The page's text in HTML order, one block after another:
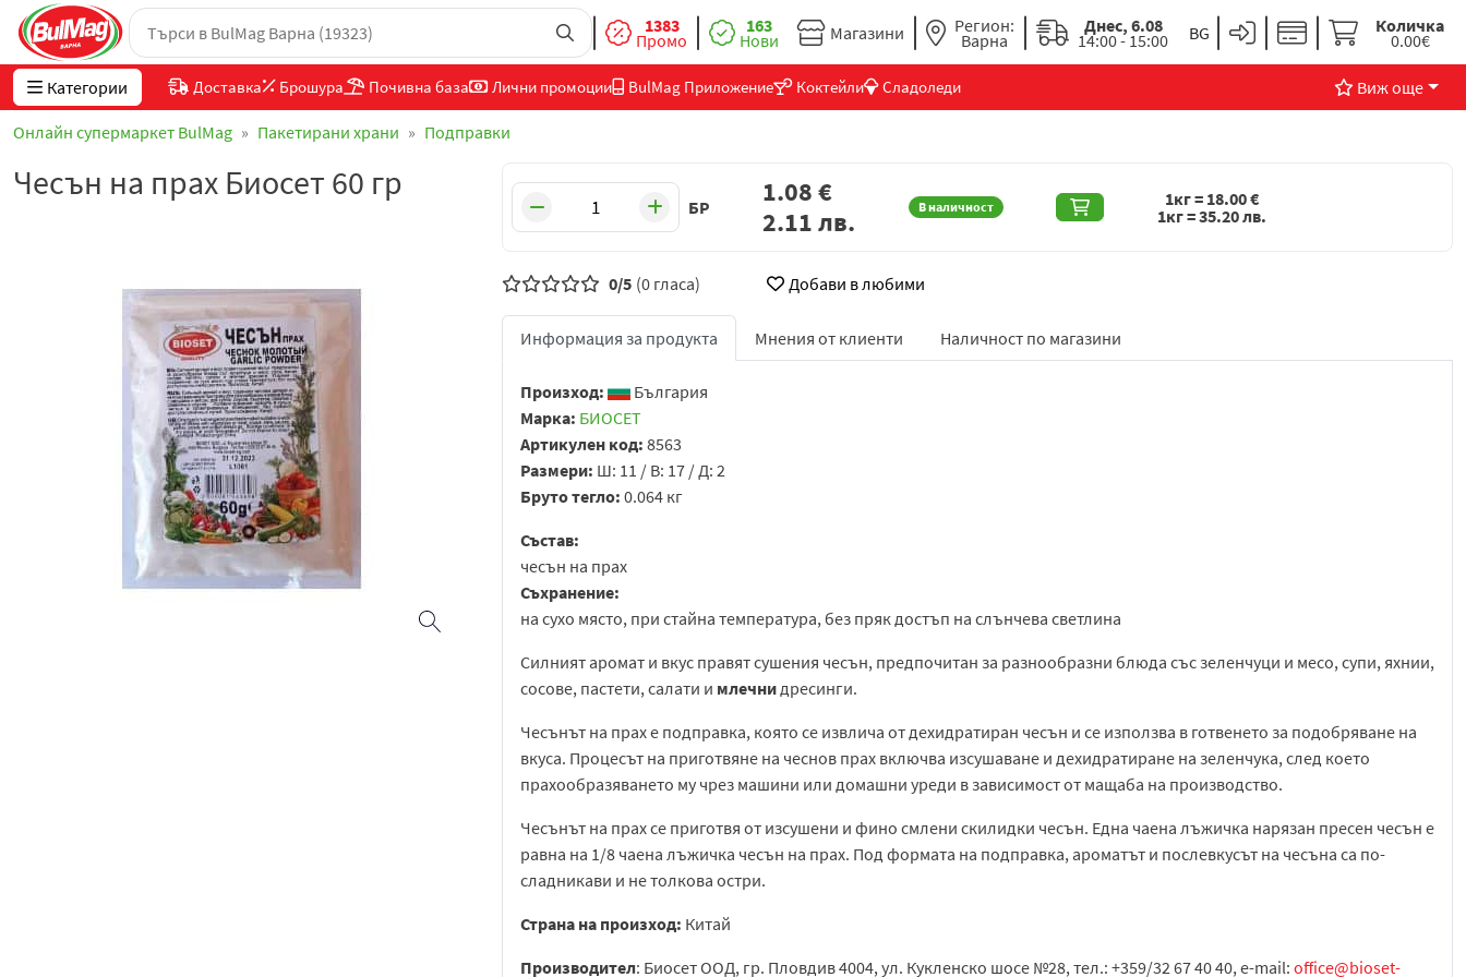
1383
Промо
163
Нови Магазини Регион:
Варна
Днес, 6.08
14:00 - 15:00
Количка
0.00€
Категории Доставка Брошура Почивна база Лични промоции BulMag Приложение Коктейли Сладоледи Виж още
Онлайн супермаркет BulMag Пакетирани храни Подправки
Чесън на прах Биосет 60 гр
БР В наличност
1.08€
2.11лв.
1кг = 18.00€
1кг =35.20лв.
0/5 (0 гласа) Добави в любими
Информация за продукта Мнения от клиенти Наличност по магазини
Произход:
България
Марка: БИОСЕТ
Артикулен код: 8563
Размери: Ш: 11 / В: 17 / Д: 2
Бруто тегло: 0.064 кг
Състав:
чесън на прах
Съхранение:
на сухо място, при стайна температура, без пряк достъп на слънчева светлина
Силният аромат и вкус правят сушения чесън, предпочитан за разнообразни блюда със зеленчуци и месо, супи, яхнии,
сосове, пастети, салати и млечнидресинги.
Чесънът на прах е подправка, която се извлича от дехидратиран чесън и се използва в готвенето за подобряване на
вкуса. Процесът на приготвяне на чеснов прах включва изсушаване и дехидратиране на зеленчука, след което
прахообразяването му чрез машини или домашни уреди в зависимост от мащаба на производство.
Чесънът на прах се приготвя от изсушени и фино смлени скилидки чесън. Една чаена лъжичка нарязан пресен чесън е
равна на 1/8 чаена лъжичка чесън на прах. Под формата на подправка, ароматът и послевкусът на чесъна са по-
сладникави и не толкова остри.
Страна на произход: Китай
Производител: Биосет ООД, гр. Пловдив 4004, ул. Кукленско шосе №28, тел.: +359/32 67 40 40, e-mail: office@bioset-